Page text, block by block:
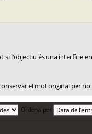
és una interfície
el mot original per
Ordena per